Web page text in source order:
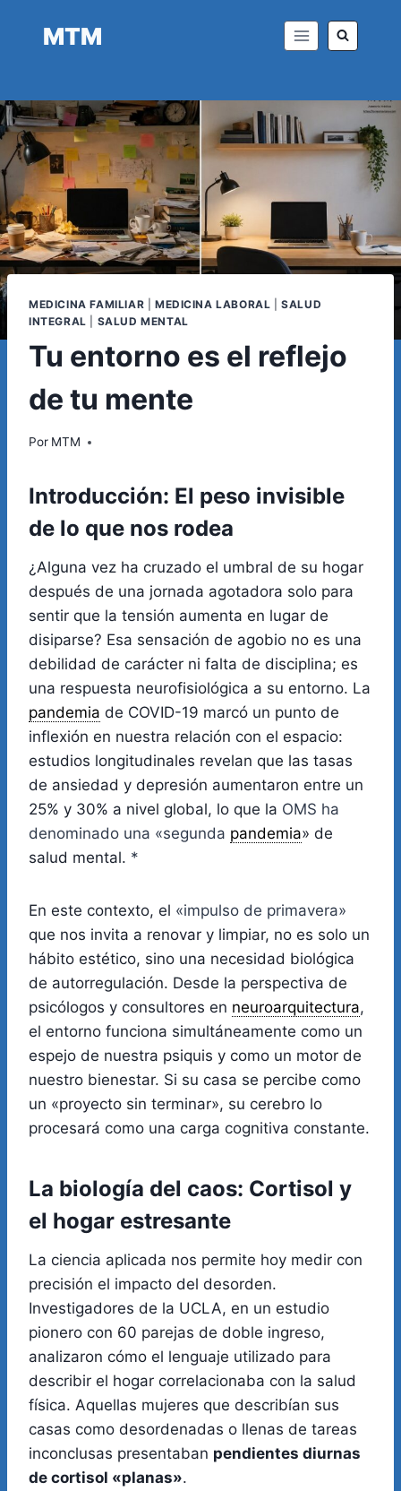
MTM
MEDICINA FAMILIAR MEDICINA LABORAL |SALUD
INTEGRAL
SALUD MENTAL
Tu entorno es el reflejo
de tu mente
Por MTM
Introducción: El peso invisible
de lo que nos rodea
¿Alguna vez ha cruzado el umbral de su hogar
después de una jornada agotadora solo para
sentir que la tensión aumenta en lugar de
disiparse? Esa sensación de agobio no es una
debilidad de carácter ni falta de disciplina; es
una respuesta neurofisiológica a su entorno. La
pandemia de COVID-19 marcó un punto de
inflexión en nuestra relación con el espacio:
estudios longitudinales revelan que las tasas
de ansiedad y depresión aumentaron entre un
25% y 30% a nivel global, lo que la OMS ha
denominado una «segunda pandemia» de
salud mental. *
En este contexto, el «impulso de primavera»
que nos invita a renovar y limpiar, no es solo un
hábito estético, sino una necesidad biológica
de autorregulación. Desde la perspectiva de
psicólogos y consultores en neuroarquitectura,
el entorno funciona simultáneamente como un
espejo de nuestra psiquis y como un motor de
nuestro bienestar. Si su casa se percibe como
un «proyecto sin terminar», su cerebro lo
procesará como una carga cognitiva constante.
La biología del caos: Cortisol y
el hogar estresante
La ciencia aplicada nos permite hoy medir con
precisión el impacto del desorden.
Investigadores de la UCLA, en un estudio
pionero con 60 parejas de doble ingreso,
analizaron cómo el lenguaje utilizado para
describir el hogar correlacionaba con la salud
física. Aquellas mujeres que describían sus
casas como desordenadas o llenas de tareas
inconclusas presentaban pendientes diurnas
de cortisol «planas».